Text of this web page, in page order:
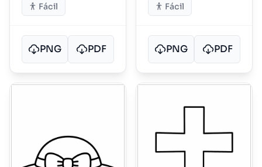
Fácil
PNG PDF
Fácil
PNG PDF